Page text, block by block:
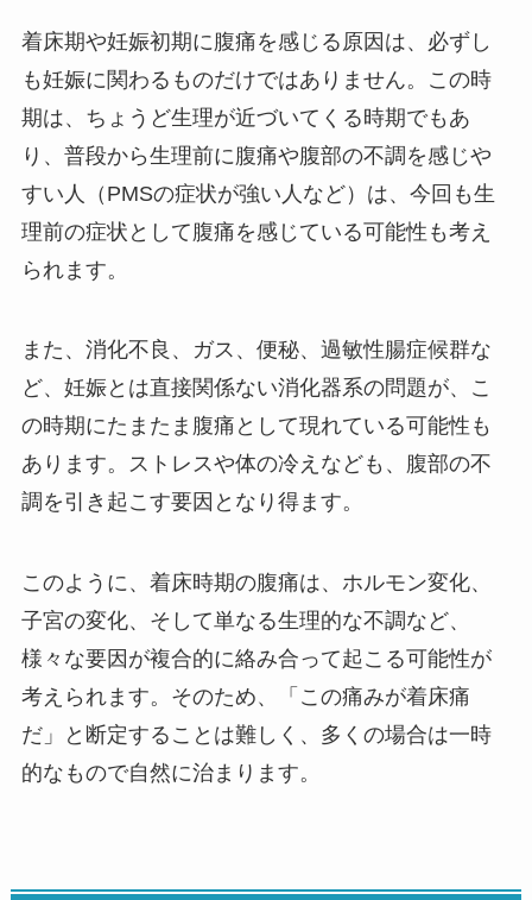
着床期や妊娠初期に腹痛を感じる原因は、必ずし
も妊娠に関わるものだけではありません。この時
期は、ちょうど生理が近づいてくる時期でもあ
り、普段から生理前に腹痛や腹部の不調を感じや
すい人（PMSの症状が強い人など）は、今回も生
理前の症状として腹痛を感じている可能性も考え
られます。
また、消化不良、ガス、便秘、過敏性腸症候群な
ど、妊娠とは直接関係ない消化器系の問題が、こ
の時期にたまたま腹痛として現れている可能性も
あります。ストレスや体の冷えなども、腹部の不
調を引き起こす要因となり得ます。
このように、着床時期の腹痛は、ホルモン変化、
子宮の変化、そして単なる生理的な不調など、
様々な要因が複合的に絡み合って起こる可能性が
考えられます。そのため、「この痛みが着床痛
だ」と断定することは難しく、多くの場合は一時
的なもので自然に治まります。